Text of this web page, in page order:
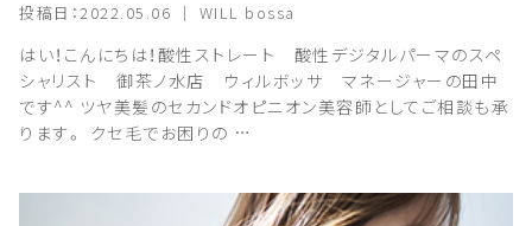
投稿日：2022.05.06 ｜ WILL bossa
はい！こんにちは！酸性ストレート 酸性デジタルパーマのスペ
シャリスト 御茶ノ水店 ウィルボッサ マネージャーの田中
です^^ ツヤ美髪のセカンドオピニオン美容師としてご相談も承
ります。 クセ毛でお困りの …